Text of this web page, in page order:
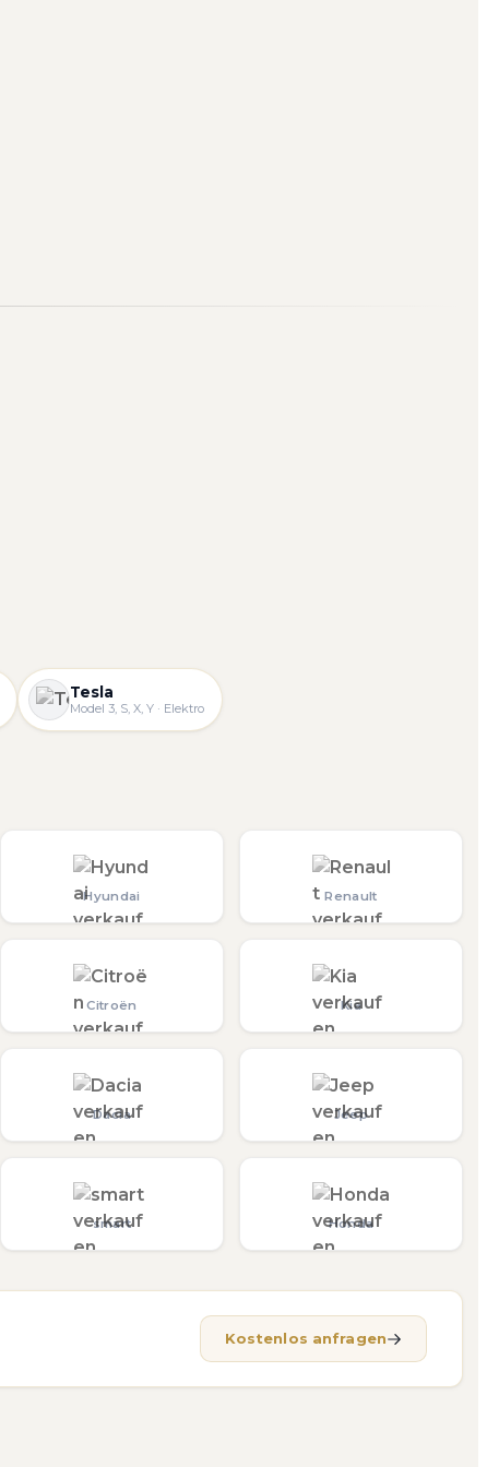
Tesla
Model 3, S, X, Y · Elektro
Hyundai Renault
Citroën Kia
Dacia Jeep
smart Honda
Kostenlos anfragen